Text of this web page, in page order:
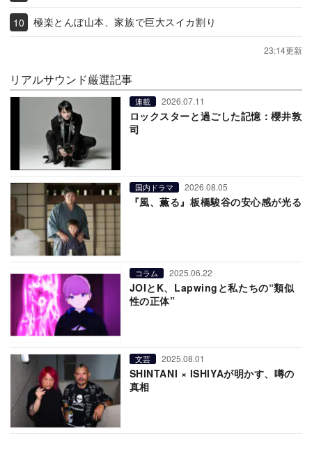
極楽とんぼ山本、家族で巨大スイカ割り
23:14更新
リアルサウンド厳選記事
連載 2026.07.11
ロックスターと過ごした記憶：櫻井敦
司
国内ドラマ 2026.08.05
『風、薫る』板橋駿谷の安心感が光る
コラム 2025.06.22
JOIとK、Lapwingと私たちの“類似
性の正体”
文芸 2025.08.01
SHINTANI × ISHIYAが明かす、噂の
真相